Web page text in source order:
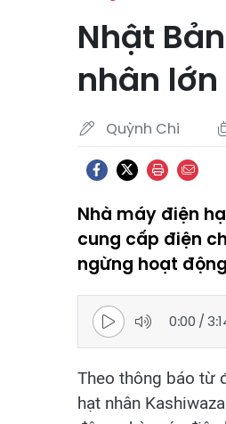
Nhật
nhân
Quỳnh Chi
Nhà máy điện
cung cấp điện
ngừng hoạt
0:00 /
Theo thông báo từ
hạt nhân